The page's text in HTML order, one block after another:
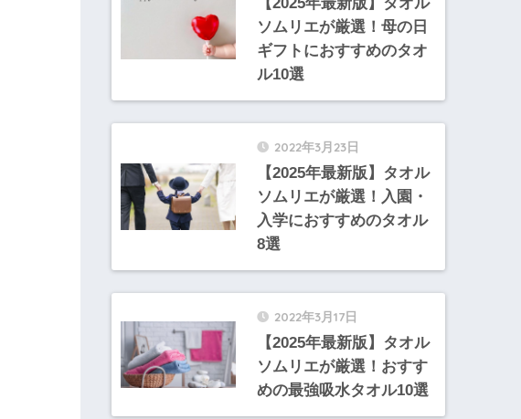
ソムリエが厳選！母の日
ギフトにおすすめのタオ
ル10選
2022年3月23日
【2025年最新版】タオル
ソムリエが厳選！入園・
入学におすすめのタオル
8選
2022年3月17日
【2025年最新版】タオル
ソムリエが厳選！おすす
めの最強吸水タオル10選